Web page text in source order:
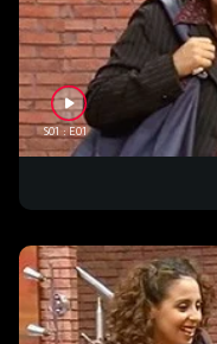
S01 : E01